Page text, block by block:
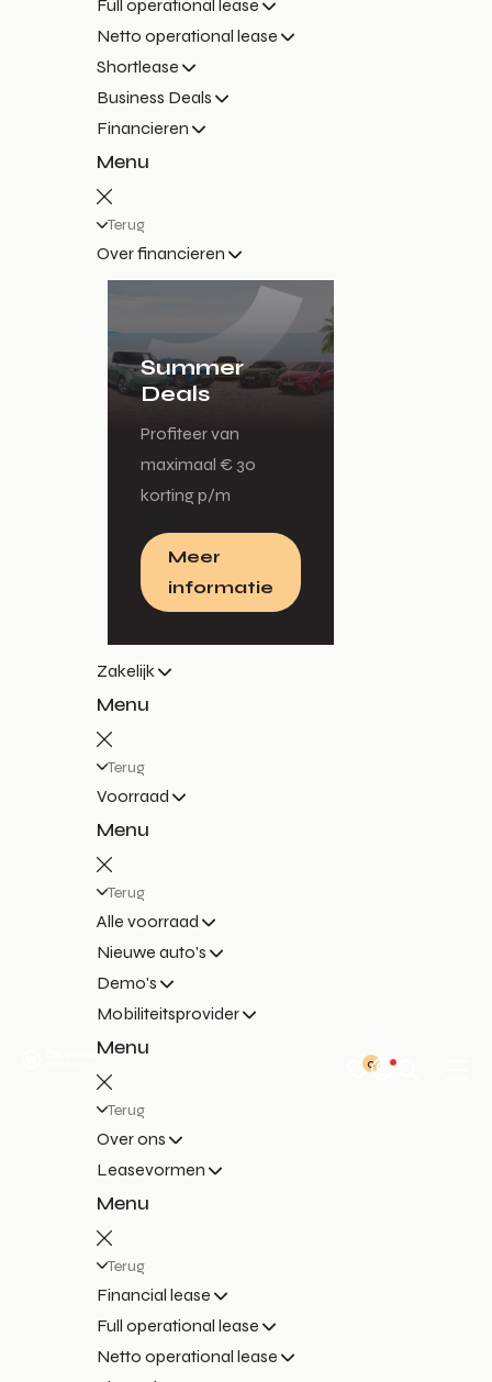
Full operational lease
Netto operational lease
Shortlease
Business Deals
Financieren
Menu
Terug
Over financieren
Summer
Deals
Profiteer van
maximaal € 30
korting p/m
Meer
informatie
Zakelijk
Menu
Terug
Voorraad
Menu
Terug
Alle voorraad
Nieuwe auto's
Demo's
Mobiliteitsprovider
Menu
Terug
Over ons
Leasevormen
Menu
Terug
Financial lease
Full operational lease
Netto operational lease
0